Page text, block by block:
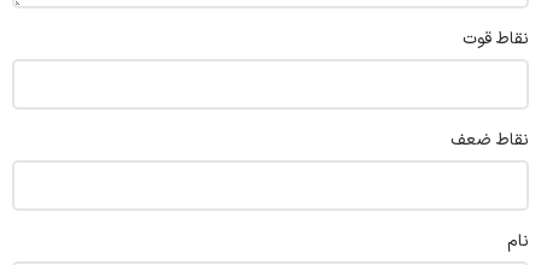
نقاط قوت
نقاط ضعف
نام